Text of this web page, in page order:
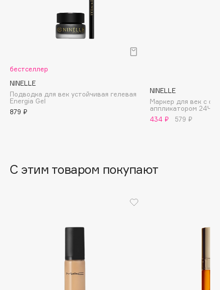
Banderas
Basicare
Batiste
Beauty Bomb
Bebble
бестселлер
NINELLE
Подводка для век устойчивая гелевая
Energia Gel
879 ₽
NINELLE
Маркер для век с
аппликатором 24Ч
434 ₽
579 ₽
С этим товаром покупают